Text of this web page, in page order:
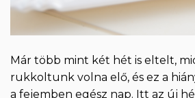
Már több mint két hét is eltelt,
rukkoltunk volna elő, és ez a
a fejemben egész nap. Itt az új